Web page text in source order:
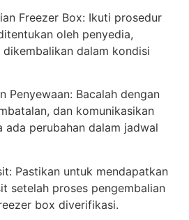
Freezer Box: Ikuti prosedur
oleh penyedia,
dalam kondisi
Penyewaan: Bacalah dengan
dan komunikasikan
ada perubahan dalam jadwal
Pastikan untuk mendapatkan
setelah proses pengembalian
box diverifikasi.